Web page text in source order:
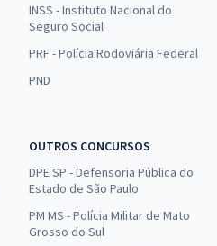
INSS - Instituto Nacional do
Seguro Social
PRF - Polícia Rodoviária Federal
PND
OUTROS CONCURSOS
DPE SP - Defensoria Pública do
Estado de São Paulo
PM MS - Polícia Militar de Mato
Grosso do Sul